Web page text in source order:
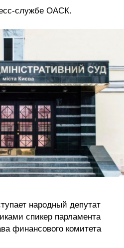
службе ОАСК.
народный депутат
спикер парламента
финансового комитета